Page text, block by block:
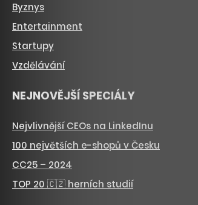
Byznys
Entertainment
Startupy
Vzdělávání
NEJNOVĚJŠÍ SPECIÁLY
Nejvlivnější CEOs na LinkedInu
100 největších e-shopů v Česku
CC25 – 2024
TOP 20 🇨🇿 herních studií